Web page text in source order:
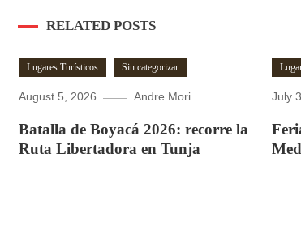
RELATED POSTS
Lugares Turísticos Sin categorizar
August 5, 2026 Andre Mori
Batalla de Boyacá 2026: recorre la
Ruta Libertadora en Tunja
July